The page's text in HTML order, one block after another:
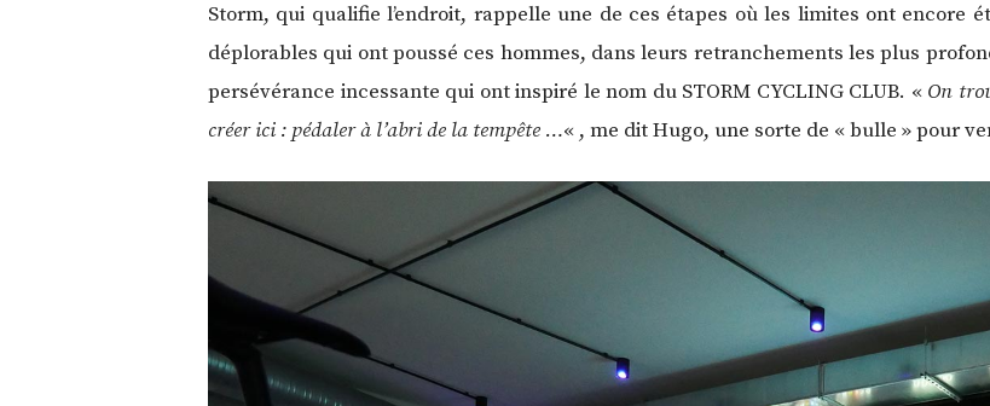
Storm, qui qualifie l’endroit, rappelle une de ces étapes où les limites ont encore
déplorables qui ont poussé ces hommes, dans leurs retranchements les plus
persévérance incessante qui ont inspiré le nom du STORM CYCLING CLUB. « On
créer ici : pédaler à l’abri de la tempête …« , me dit Hugo, une sorte de « bulle » pour